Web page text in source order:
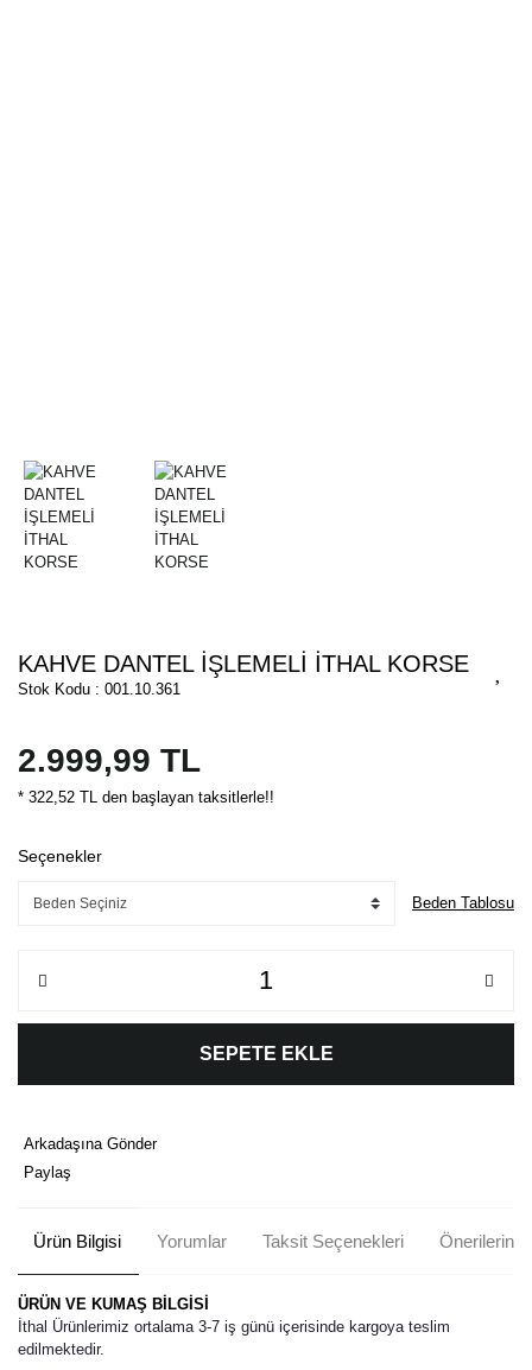
KAHVE DANTEL İŞLEMELİ İTHAL KORSE
Stok Kodu : 001.10.361
2.999,99 TL
* 322,52 TL den başlayan taksitlerle!!
Seçenekler
Beden Tablosu
SEPETE EKLE
Arkadaşına Gönder
Paylaş
Ürün Bilgisi Yorumlar Taksit Seçenekleri Önerileriniz
ÜRÜN VE KUMAŞ BİLGİSİ
İthal Ürünlerimiz ortalama 3-7 iş günü içerisinde kargoya teslim
edilmektedir.